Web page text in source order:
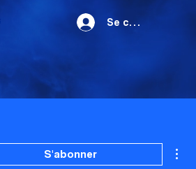
Se connecter
S'abonner